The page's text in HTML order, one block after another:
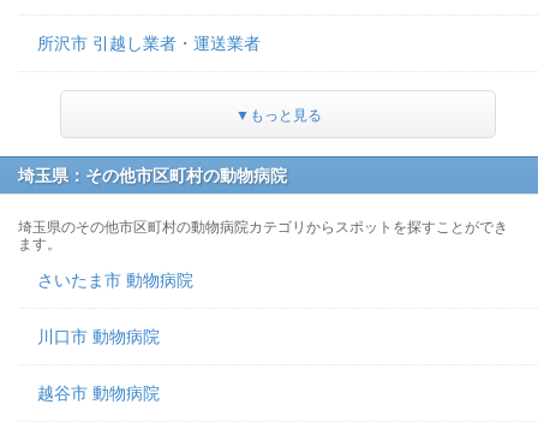
所沢市 引越し業者・運送業者
▼もっと見る
埼玉県：その他市区町村の動物病院
埼玉県のその他市区町村の動物病院カテゴリからスポットを探すことができ
ます。
さいたま市 動物病院
川口市 動物病院
越谷市 動物病院